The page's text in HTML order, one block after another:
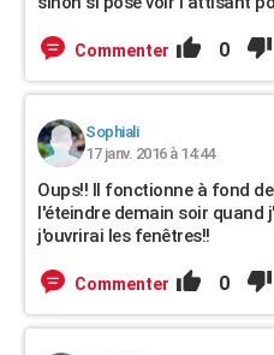
Commenter 0
Sophiali
17 janv. 2016 à 14:44
Oups!! Il fonctionne à fond
l'éteindre demain soir quand
j'ouvrirai les fenêtres!!
Commenter 0